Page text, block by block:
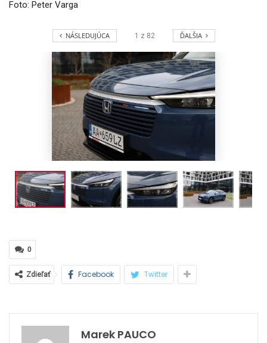
Foto: Peter Varga
NÁSLEDUJÚCA 1 z 82 ĎALŠIA
0
Zdieľať Facebook Twitter
Marek PAUCO